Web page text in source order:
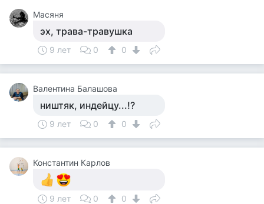
Масяня
эх, трава-травушка
9 лет 0 0
Валентина Балашова
ништяк, индейцу...!?
9 лет 0 0
Константин Карлов
9 лет 0 0